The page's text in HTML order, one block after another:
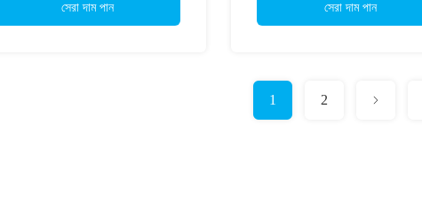
সেরা দাম পান সেরা দাম পান
1 2